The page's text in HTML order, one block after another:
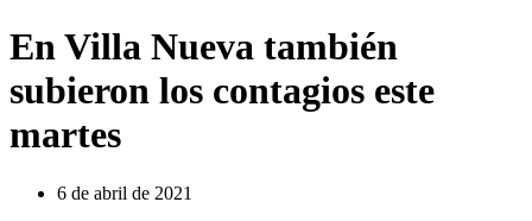
En Villa Nueva también
subieron los contagios este
martes
6 de abril de 2021